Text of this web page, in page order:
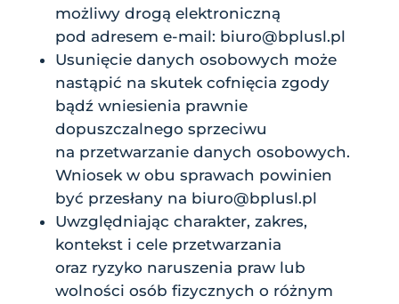
możliwy drogą elektroniczną
pod adresem e-mail: biuro@bplusl.pl
Usunięcie danych osobowych może
nastąpić na skutek cofnięcia zgody
bądź wniesienia prawnie
dopuszczalnego sprzeciwu
na przetwarzanie danych osobowych.
Wniosek w obu sprawach powinien
być przesłany na biuro@bplusl.pl
Uwzględniając charakter, zakres,
kontekst i cele przetwarzania
oraz ryzyko naruszenia praw lub
wolności osób fizycznych o różnym